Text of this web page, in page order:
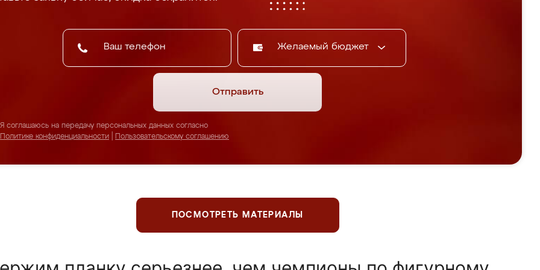
Желаемый бюджет
Отправить
Я соглашаюсь на передачу персональных данных согласно
Политике конфиденциальности
Пользовательскому соглашению
ПОСМОТРЕТЬ МАТЕРИАЛЫ